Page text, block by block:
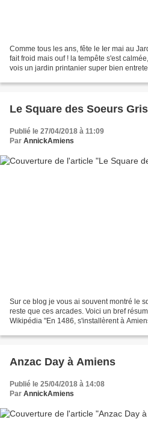
Comme tous les ans, fête le Ier mai au
fait froid mais ouf ! la tempête s'est
vois un jardin printanier super bien
Le Square des Soeurs
Publié le 27/04/2018 à 11:09
Par AnnickAmiens
Sur ce blog je vous ai souvent montré le
reste que ces arcades. Voici un bref
Wikipédia "En 1486, s'installèrent à
Anzac Day à Amiens
Publié le 25/04/2018 à 14:08
Par AnnickAmiens